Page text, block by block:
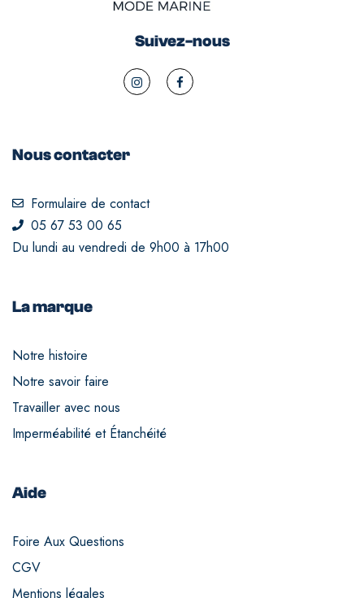
Suivez-nous
Nous contacter
Formulaire de contact
05 67 53 00 65
Du lundi au vendredi de 9h00 à 17h00
La marque
Notre histoire
Notre savoir faire
Travailler avec nous
Imperméabilité et Étanchéité
Aide
Foire Aux Questions
CGV
Mentions légales